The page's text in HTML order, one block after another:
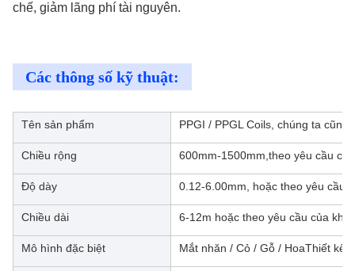
chế, giảm lãng phí tài nguyên.
Các thông số kỹ thuật:
Tên sản phẩm PPGI / PPGL Coils, chúng ta cũng
Chiều rộng 600mm-1500mm,theo yêu cầu
Độ dày 0.12-6.00mm, hoặc theo yêu cầu
Chiều dài 6-12m hoặc theo yêu cầu của
Mô hình đặc biệt Mắt nhăn / Cỏ / Gỗ / HoaThiết kế